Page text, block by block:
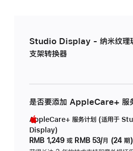
Studio Display - 纳米纹理
支架转换器
是否要添加 AppleCare+ 服
AppleCare+ 服务计划 (适用于
Display)
RMB 1,249 或 RMB 53/月 (24 期)